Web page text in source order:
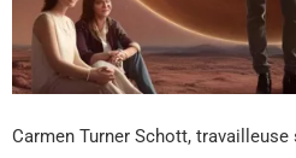
Carmen Turner Schott,